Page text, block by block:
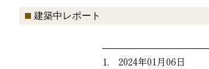
建築中レポート
1. 2024年01月06日